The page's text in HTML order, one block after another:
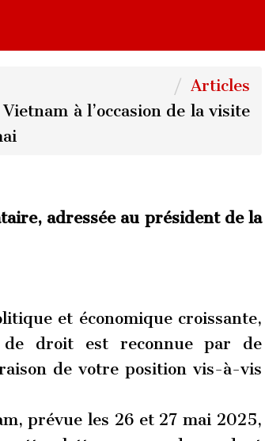
Articles
à l’occasion de la visite
adressée au président de la
et économique croissante,
droit est reconnue par de
de votre position vis-à-vis
prévue les 26 et 27 mai 2025,